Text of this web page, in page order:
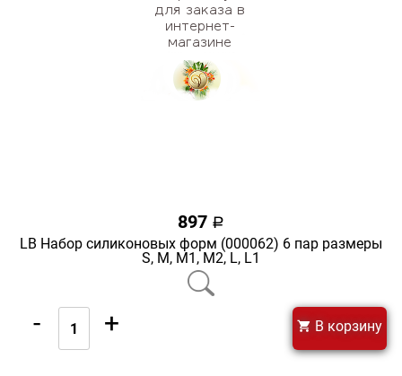
897 a
LB Набор силиконовых форм (000062) 6 пар размеры
S, М, М1, М2, L, L1
- + В корзину